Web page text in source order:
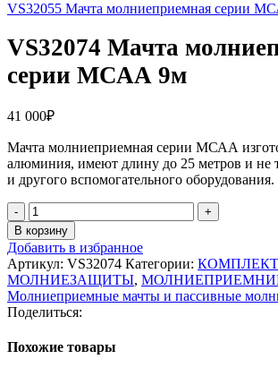
VS32055 Мачта молниеприемная серии
VS32074 Мачта
серии МСАА 9м
41 000₽
Мачта молниеприемная серии МСАА
алюминия, имеют длину до 25 метров и не
и другого вспомогательного оборудования.
Количество
товара
VS32074
Мачта
молниеприемная
серии
МСАА
9м
В корзину
Добавить в избранное
Артикул: VS32074 Категории:
МОЛНИЕЗАЩИТЫ,
Молниеприемные мачты и пассивные
Поделиться:
Похожие товары